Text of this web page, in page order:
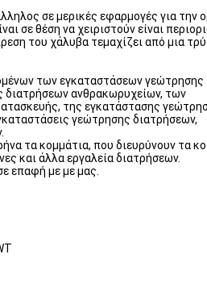
σε μερικές εφαρμογές για την
σε θέση να χειριστούν είναι
του χάλυβα τεμαχίζει από μια
των εγκαταστάσεων γεώτρησης
διατρήσεων ανθρακωρυχείων, των
της εγκατάστασης
γεώτρησης διατρήσεων,
τα κομμάτια, που διευρύνουν τα
και άλλα εργαλεία διατρήσεων.
επαφή με με μας.